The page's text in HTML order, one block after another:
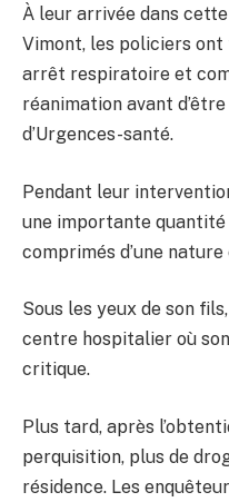
À leur arrivée dans
Vimont, les policiers ont
arrêt respiratoire et
réanimation avant
d’Urgences-santé.
Pendant leur
une importante quantité
comprimés d’une
Sous les yeux de son
centre hospitalier où
critique.
Plus tard, après
perquisition, plus de
résidence. Les